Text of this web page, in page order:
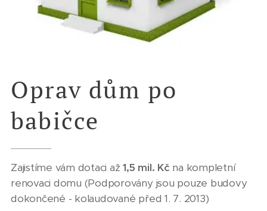
Oprav dům po
babičce
Zajistíme vám dotaci až1,5 mil. Kč na kompletní
renovaci domu (Podporovány jsou pouze budovy
dokončené - kolaudované před 1. 7. 2013)